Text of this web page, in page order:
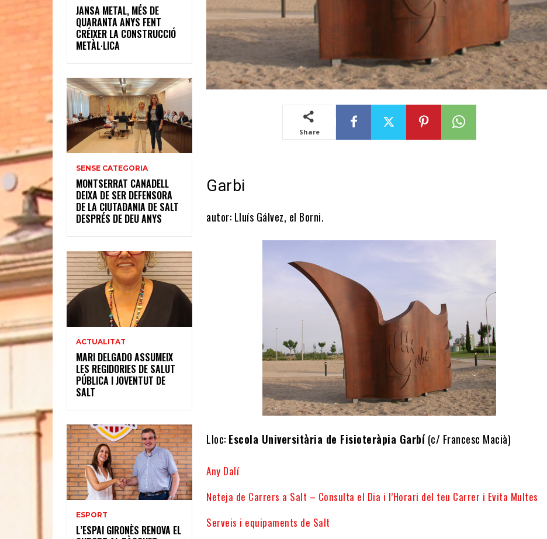
JANSA METAL, MÉS DE
QUARANTA ANYS FENT
CRÉIXER LA CONSTRUCCIÓ
METÀL·LICA
SENSE CATEGORIA
MONTSERRAT CANADELL
DEIXA DE SER DEFENSORA
DE LA CIUTADANIA DE SALT
DESPRÉS DE DEU ANYS
ACTUALITAT
MARI DELGADO ASSUMEIX
LES REGIDORIES DE SALUT
PÚBLICA I JOVENTUT DE
SALT
ESPORT
L’ESPAI GIRONÈS RENOVA EL
Share
Garbi
autor: Lluís Gálvez, el Borni.
Lloc: Escola Universitària de Fisioteràpia Garbí(c/ Francesc Macià)
Any Dalí
Neteja de Carrers a Salt – Consulta el Dia i l’Horari del teu Carrer i Evita Multes
Serveis i equipaments de Salt